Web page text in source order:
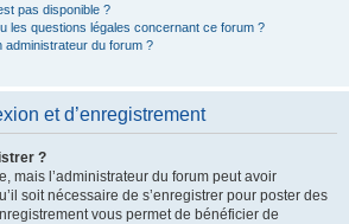
pas disponible ?
les questions légales concernant ce forum ?
administrateur du forum ?
et d’enregistrement
?
mais l’administrateur du forum peut avoir
soit nécessaire de s’enregistrer pour poster des
vous permet de bénéficier de